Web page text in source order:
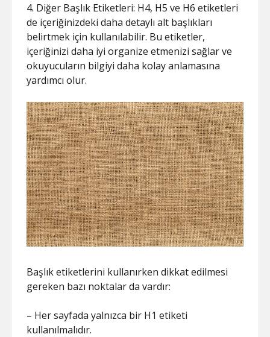
4. Diğer Başlık Etiketleri: H4, H5 ve H6 etiketleri
de içeriğinizdeki daha detaylı alt başlıkları
belirtmek için kullanılabilir. Bu etiketler,
içeriğinizi daha iyi organize etmenizi sağlar ve
okuyucuların bilgiyi daha kolay anlamasına
yardımcı olur.
Başlık etiketlerini kullanırken dikkat edilmesi
gereken bazı noktalar da vardır:
– Her sayfada yalnızca bir H1 etiketi
kullanılmalıdır.